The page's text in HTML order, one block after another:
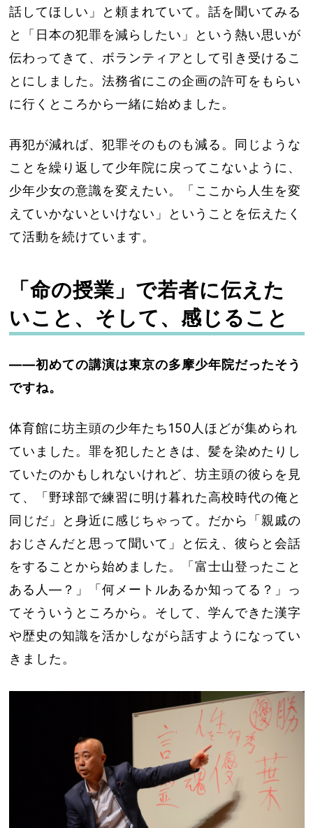
話してほしい」と頼まれていて。話を聞いてみる
と「日本の犯罪を減らしたい」という熱い思いが
伝わってきて、ボランティアとして引き受けるこ
とにしました。法務省にこの企画の許可をもらい
に行くところから一緒に始めました。
再犯が減れば、犯罪そのものも減る。同じような
ことを繰り返して少年院に戻ってこないように、
少年少女の意識を変えたい。「ここから人生を変
えていかないといけない」ということを伝えたく
て活動を続けています。
「命の授業」で若者に伝えた
いこと、そして、感じること
――初めての講演は東京の多摩少年院だったそう
ですね。
体育館に坊主頭の少年たち150人ほどが集められ
ていました。罪を犯したときは、髪を染めたりし
ていたのかもしれないけれど、坊主頭の彼らを見
て、「野球部で練習に明け暮れた高校時代の俺と
同じだ」と身近に感じちゃって。だから「親戚の
おじさんだと思って聞いて」と伝え、彼らと会話
をすることから始めました。「富士山登ったこと
ある人―？」「何メートルあるか知ってる？」っ
てそういうところから。そして、学んできた漢字
や歴史の知識を活かしながら話すようになってい
きました。